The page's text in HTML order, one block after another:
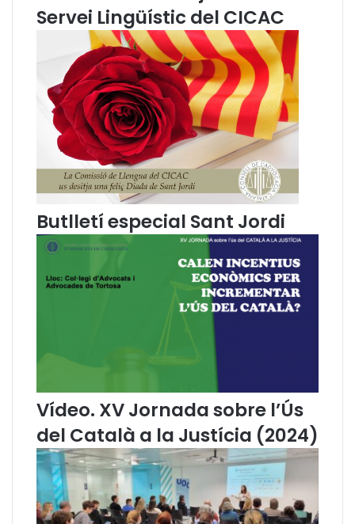
c
i
m
l
l
’
a
a
u
t
j
a
s
a
i
c
s
e
l
s
c
u
t
d
a
s
a
m
b
d
e
l
s
Servei Lingüístic del CICAC
Butlletí especial Sant Jordi
Vídeo. XV Jornada sobre l’Ús
del Català a la Justícia (2024)